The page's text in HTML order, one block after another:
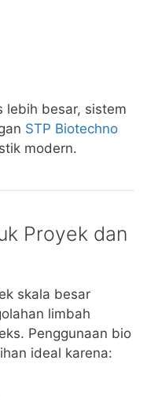
lebih besar, sistem
STP Biotechno
modern.
Proyek dan
skala besar
limbah
Penggunaan bio
ideal karena: